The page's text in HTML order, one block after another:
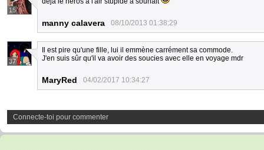
15
manny calavera 08/10/2013 01:38:29
37
Il est pire qu'une fille, lui il emmène carrément sa commode.
J'en suis sûr qu'il va avoir des soucies avec elle en voyage mdr
MaryRed 04/02/2017 10:34:27
Connecte-toi pour commenter